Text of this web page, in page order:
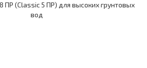
ПР (Classic 5 ПР) для высоких грунтовых
вод